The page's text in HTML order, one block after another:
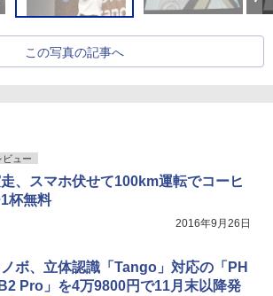
この写真の記事へ
ビュー
、スマホ伏せて100km運転でコーヒ
杯無料
2016年9月26日
ノボ、立体認識「Tango」対応の「PH
Pro」を4万9800円で11月末以降発